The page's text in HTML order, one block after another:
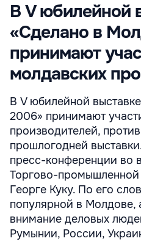
В V юбилейной
«Сделано в
принимают
молдавских
В V юбилейной
2006» принимают
производителей,
прошлогодней
пресс-конференции во
Торгово-
Георге Куку. По его
популярной в Молдове,
внимание деловых
Румынии, России,